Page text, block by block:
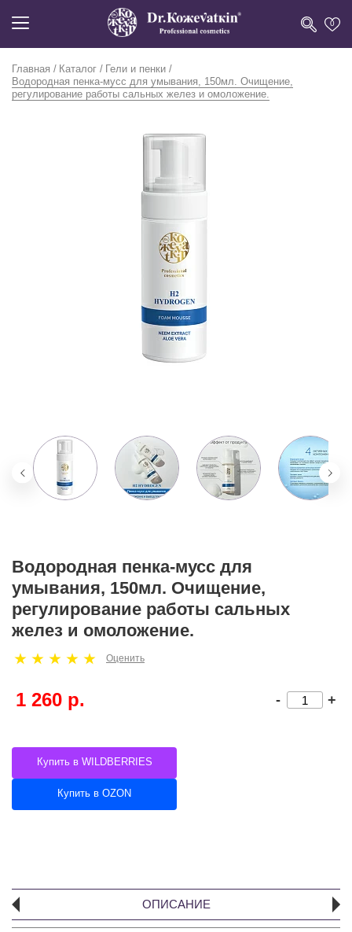
0
Главная Каталог
Гели и пенки
Водородная пенка-мусс для умывания, 150мл. Очищение,
регулирование работы сальных желез и омоложение.
Водородная пенка-мусс для
умывания, 150мл. Очищение,
регулирование работы сальных
желез и омоложение.
Оценить
1 260 р. - +
Купить в WILDBERRIES
Купить в OZON
ОПИСАНИЕ